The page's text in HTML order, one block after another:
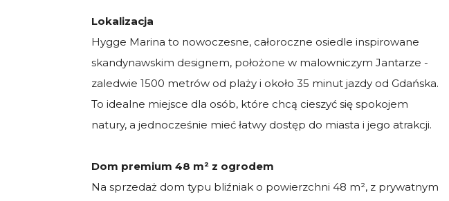
Lokalizacja
Hygge Marina to nowoczesne, całoroczne osiedle inspirowane
skandynawskim designem, położone w malowniczym Jantarze -
zaledwie 1500 metrów od plaży i około 35 minut jazdy od Gdańska.
To idealne miejsce dla osób, które chcą cieszyć się spokojem
natury, a jednocześnie mieć łatwy dostęp do miasta i jego atrakcji.
Dom premium 48 m² z ogrodem
Na sprzedaż dom typu bliźniak o powierzchni 48 m², z prywatnym